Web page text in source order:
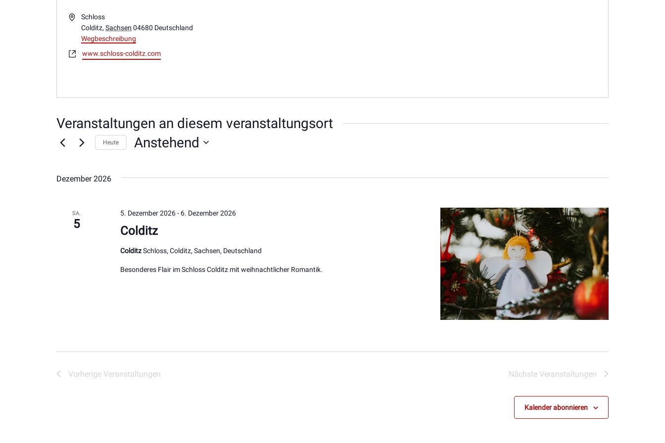
AdresseSchloss
Colditz, Sachsen 04680 Deutschland
Wegbeschreibung
Webseitewww.schloss-colditz.com
Veranstaltungen an diesem veranstaltungsort
Heute Anstehend
Dezember 2026
SA.
5 Colditz
5. Dezember 2026- 6. Dezember 2026
ColditzSchloss, Colditz, Sachsen, Deutschland
Besonderes Flair im Schloss Colditz mit weihnachtlicher Romantik.
Vorherige Veranstaltungen Nächste Veranstaltungen
Kalender abonnieren